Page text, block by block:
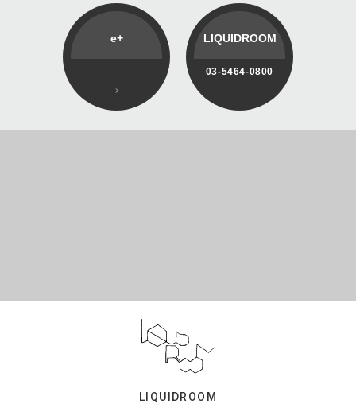
e+ LIQUIDROOM
03-5464-0800
LIQUIDROOM